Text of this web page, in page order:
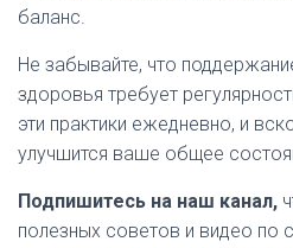
баланс.
Не забывайте, что
здоровья требует
эти практики ежедневно, и
улучшится ваше общее
Подпишитесь на наш канал,
полезных советов и видео по